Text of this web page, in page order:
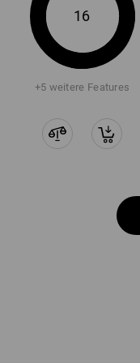
16
+5 weitere Features